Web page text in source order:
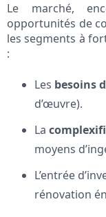
Le marché,
opportunités de
les segments à
:
Les besoins
d’œuvre).
La
moyens
L’entrée
rénovation